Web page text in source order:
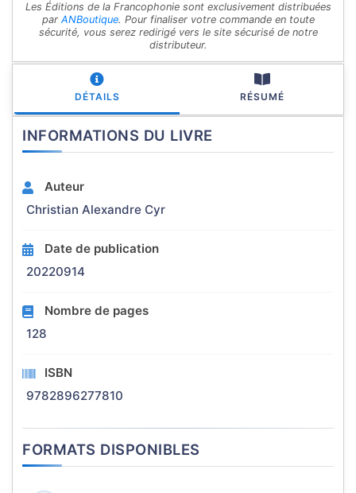
Les Éditions de la Francophonie sont exclusivement distribuées
par ANBoutique. Pour finaliser votre commande en toute
sécurité, vous serez redirigé vers le site sécurisé de notre
distributeur.
DÉTAILS RÉSUMÉ
INFORMATIONS DU LIVRE
Auteur
Christian Alexandre Cyr
Date de publication
20220914
Nombre de pages
128
ISBN
9782896277810
FORMATS DISPONIBLES